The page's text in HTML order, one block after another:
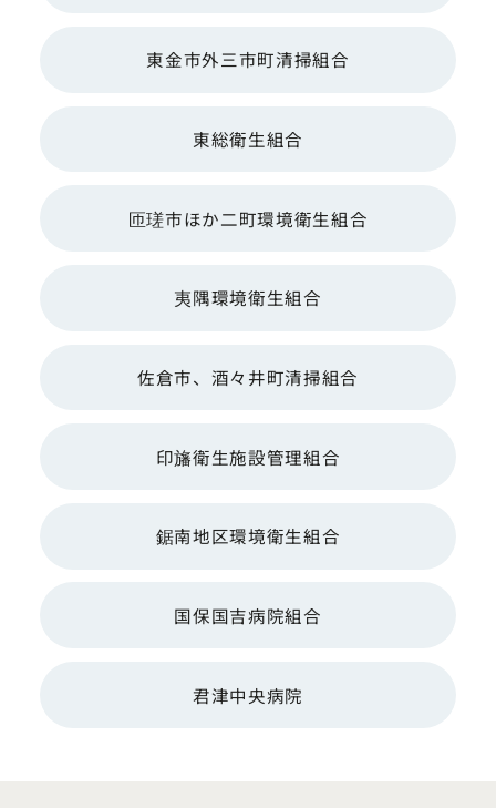
東金市外三市町清掃組合
東総衛生組合
匝瑳市ほか二町環境衛生組合
夷隅環境衛生組合
佐倉市、酒々井町清掃組合
印旛衛生施設管理組合
鋸南地区環境衛生組合
国保国吉病院組合
君津中央病院